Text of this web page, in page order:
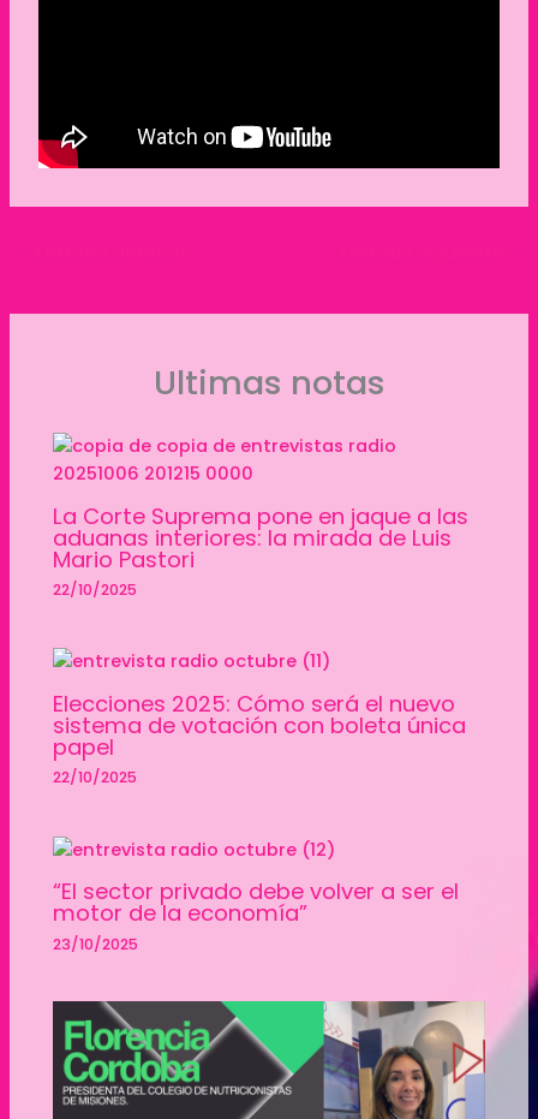
Ultimas notas
La Corte Suprema pone en jaque a las
aduanas interiores: la mirada de Luis
Mario Pastori
22/10/2025
Elecciones 2025: Cómo será el nuevo
sistema de votación con boleta única
papel
22/10/2025
“El sector privado debe volver a ser el
motor de la economía”
23/10/2025